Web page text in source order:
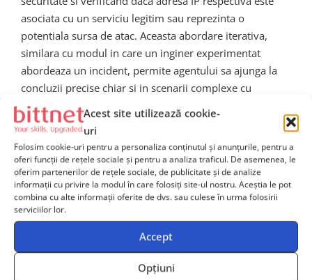
Acest site utilizează cookie-
uri
Folosim cookie-uri pentru a personaliza conținutul și anunțurile, pentru a
oferi funcții de rețele sociale și pentru a analiza traficul. De asemenea, le
oferim partenerilor de rețele sociale, de publicitate și de analize
informații cu privire la modul în care folosiți site-ul nostru. Aceștia le pot
combina cu alte informații oferite de dvs. sau culese în urma folosirii
serviciilor lor.
Accept
Opțiuni
asociata cu un serviciu legitim sau reprezinta o
potentiala sursa de atac. Aceasta abordare iterativa,
similara cu modul in care un inginer experimentat
abordeaza un incident, permite agentului sa ajunga la
concluzii precise chiar si in scenarii complexe cu
multiple cauze potential contributive.
Un aspect remarcabil al acestei arhitecturi este
capacitatea agentului de a gestiona investigatii
paralele. In timp ce asteapta rezultatele unei interogari
Athena care poate dura cateva minute pentru seturi
mari de date, agentul poate initia alte verificari
independente, reducand semnificativ timpul total al
investigatiei. Aceasta paralelizare inteligenta a actiunilor
este posibila datorita arhitecturii asincrone a Amazon
Bedrock AgentCore si a capacitatii agentului de a